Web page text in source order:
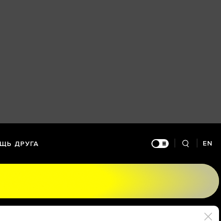
ДРУГА EN